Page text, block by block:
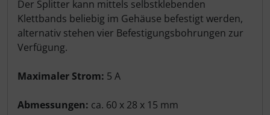
Der Splitter kann mittels selbstklebenden
Klettbands beliebig im Gehäuse befestigt werden,
alternativ stehen vier Befestigungsbohrungen zur
Verfügung.
Maximaler Strom: 5 A
Abmessungen: ca. 60 x 28 x 15 mm